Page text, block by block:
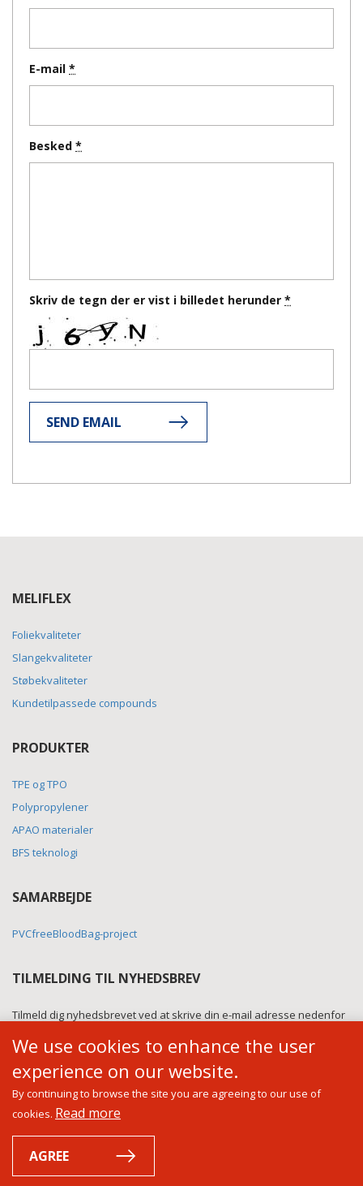
We use cookies to enhance the user
experience on our website.
By continuing to browse the site you are agreeing to our use of
cookies. Read more
AGREE
E-mail
Besked
Skriv de tegn der er vist i billedet herunder
SEND EMAIL
MELIFLEX
Foliekvaliteter
Slangekvaliteter
Støbekvaliteter
Kundetilpassede compounds
PRODUKTER
TPE og TPO
Polypropylener
APAO materialer
BFS teknologi
SAMARBEJDE
PVCfreeBloodBag-project
TILMELDING TIL NYHEDSBREV
Tilmeld dig nyhedsbrevet ved at skrive din e-mail adresse nedenfor
årligt.